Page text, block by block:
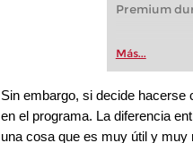
Premium
Más...
Sin embargo, si decide hacerse
en el programa. La diferencia
una cosa que es muy útil y muy